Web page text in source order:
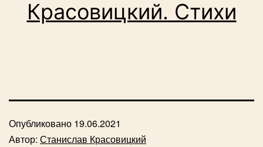
Красовицкий. Стихи
Опубликовано 19.06.2021
Автор: Станислав Красовицкий